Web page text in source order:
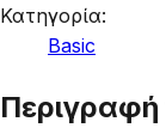
Κατηγορία:
Basic
Περιγραφή